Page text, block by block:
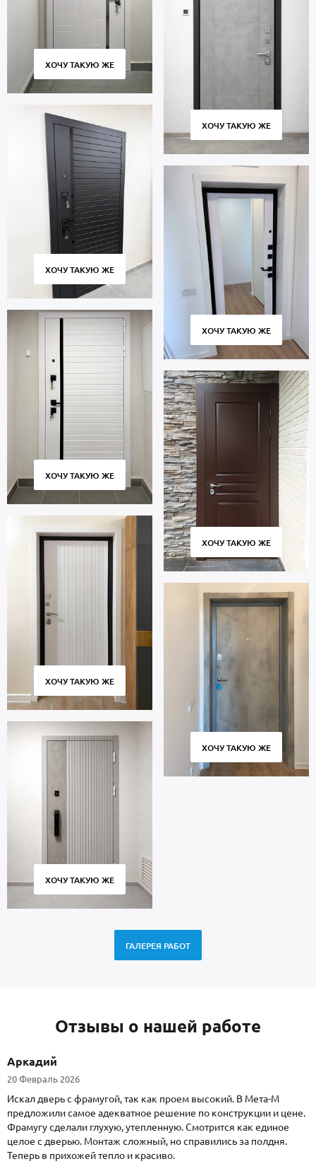
ХОЧУ ТАКУЮ ЖЕ
ХОЧУ ТАКУЮ ЖЕ
ХОЧУ ТАКУЮ ЖЕ
ХОЧУ ТАКУЮ ЖЕ
ХОЧУ ТАКУЮ ЖЕ
ХОЧУ ТАКУЮ ЖЕ
ХОЧУ ТАКУЮ ЖЕ
ХОЧУ ТАКУЮ ЖЕ
ХОЧУ ТАКУЮ ЖЕ
ГАЛЕРЕЯ РАБОТ
Отзывы о нашей работе
Аркадий
20 Февраль 2026
Искал дверь с фрамугой, так как проем высокий. В Мета-М
предложили самое адекватное решение по конструкции и цене.
Фрамугу сделали глухую, утепленную. Смотрится как единое
целое с дверью. Монтаж сложный, но справились за полдня.
Теперь в прихожей тепло и красиво.